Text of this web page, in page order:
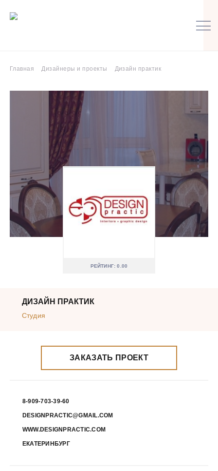
Главная Дизайнеры и проекты Дизайн практик
РЕЙТИНГ: 0.00
ДИЗАЙН ПРАКТИК
Студия
ЗАКАЗАТЬ ПРОЕКТ
8-909-703-39-60
DESIGNPRACTIC@GMAIL.COM
WWW.DESIGNPRACTIC.COM
ЕКАТЕРИНБУРГ